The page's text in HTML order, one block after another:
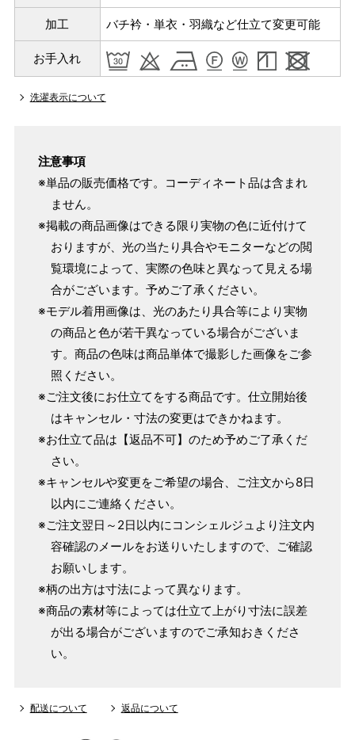
S
～155cm
～90cm
153cm
4尺5分
155cm
～160cm
～95cm
159cm
4尺2寸
MW
4尺3寸
～98cm
4尺3寸5分
LW ～105cm
4尺4寸
LL ～170cm ～98cm
4尺4寸5分
1 寸法は鯨尺（くじらじゃく）寸法です。もともと鯨のひげ
で作られた道具で測っていたので鯨尺と言います。
単位：１尺＝約38cm １寸＝約3.8cm １分＝約0.38cm
2 鯨尺寸法となりますので上表の cm はおおよその長さとな
す。その際は、目一杯での寸法とさせていただきます。
加工 バチ衿・単衣・羽織など仕立て変更可能
お手入れ
洗濯表示について
注意事項
※単品の販売価格です。コーディネート品は含まれ
ません。
※掲載の商品画像はできる限り実物の色に近付けて
おりますが、光の当たり具合やモニターなどの閲
覧環境によって、実際の色味と異なって見える場
合がございます。予めご了承ください。
※モデル着用画像は、光のあたり具合等により実物
の商品と色が若干異なっている場合がございま
す。商品の色味は商品単体で撮影した画像をご参
照ください。
※ご注文後にお仕立てをする商品です。仕立開始後
はキャンセル・寸法の変更はできかねます。
※お仕立て品は【返品不可】のため予めご了承くだ
さい。
※キャンセルや変更をご希望の場合、ご注文から8日
以内にご連絡ください。
※ご注文翌日～2日以内にコンシェルジュより注文内
容確認のメールをお送りいたしますので、ご確認
お願いします。
※柄の出方は寸法によって異なります。
※商品の素材等によっては仕立て上がり寸法に誤差
が出る場合がございますのでご承知おきくださ
い。
配送について 返品について